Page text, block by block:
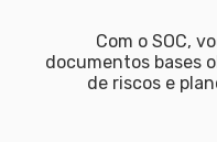
Com o SOC,
documentos bases
de riscos e